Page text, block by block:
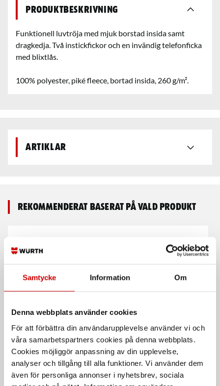
Samtycke Information Om
Denna webbplats använder cookies
För att förbättra din användarupplevelse använder vi och
våra samarbetspartners cookies på denna webbplats.
Cookies möjliggör anpassning av din upplevelse,
analyser och tillgång till alla funktioner. Vi använder dem
även för personliga annonser i nyhetsbrev, sociala
Produktbeskrivning
Funktionell luvtröja med mjuk borstad insida samt
dragkedja. Två instickfickor och en invändig telefonficka
med blixtlås.
100% polyester, piké fleece, bortad insida, 260 g/m².
Artiklar
Rekommenderat baserat på vald produkt
Luvtröja med dragkedja
33661741
80% Bomull, 20% Polyester
piléfoder
4933 100% polyester